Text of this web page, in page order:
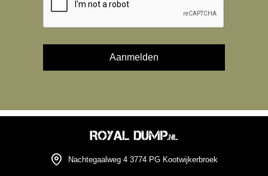
Nachtegaalweg 4 3774 PG Kootwijkerbroek